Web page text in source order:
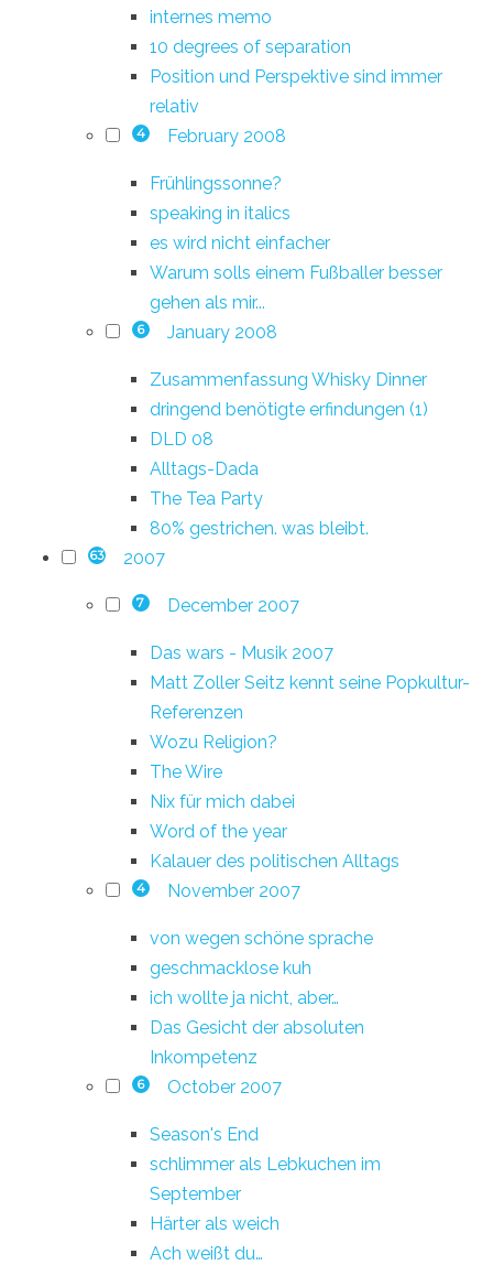
internes memo
10 degrees of separation
Position und Perspektive sind immer
relativ
4 February 2008
Frühlingssonne?
speaking in italics
es wird nicht einfacher
Warum solls einem Fußballer besser
gehen als mir...
6 January 2008
Zusammenfassung Whisky Dinner
dringend benötigte erfindungen (1)
DLD 08
Alltags-Dada
The Tea Party
80% gestrichen. was bleibt.
63 2007
7 December 2007
Das wars - Musik 2007
Matt Zoller Seitz kennt seine Popkultur-
Referenzen
Wozu Religion?
The Wire
Nix für mich dabei
Word of the year
Kalauer des politischen Alltags
4 November 2007
von wegen schöne sprache
geschmacklose kuh
ich wollte ja nicht, aber…
Das Gesicht der absoluten
Inkompetenz
6 October 2007
Season's End
schlimmer als Lebkuchen im
September
Härter als weich
Ach weißt du…